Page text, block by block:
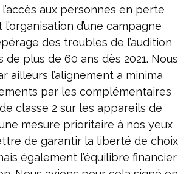
aux personnes en perte
l’organisation d’une campagne
des troubles de l’audition
de plus de 60 ans dès 2021. Nous
ailleurs l’alignement a minima
par les complémentaires
classe 2 sur les appareils de
une mesure prioritaire à nos yeux
de garantir la liberté de choix
également l’équilibre financier